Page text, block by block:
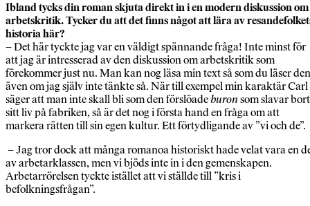
Ibland tycks din roman skjuta direkt in i en modern diskussion om
arbetskritik. Tycker du att det finns något att lära av
historia här?
– Det här tyckte jag var en väldigt spännande fråga! Inte minst för
att jag är intresserad av den diskussion om arbetskritik som
förekommer just nu. Man kan nog läsa min text så som du läser
även om jag själv inte tänkte så. När till exempel min karaktär Carl
säger att man inte skall bli som den förslöadeburon som slavar bort
sitt liv på fabriken, så är det nog i första hand en fråga om att
markera rätten till sin egen kultur. Ett förtydligande av ”vi och de”.
– Jag tror dock att många romanoa historiskt hade velat vara en
av arbetarklassen, men vi bjöds inte in i den gemenskapen.
Arbetarrörelsen tyckte istället att vi ställde till ”kris i
befolkningsfrågan”.